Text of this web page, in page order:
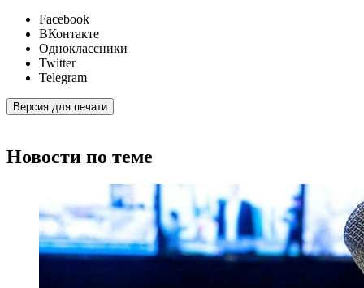
Facebook
ВКонтакте
Одноклассники
Twitter
Telegram
Версия для печати
Новости по теме